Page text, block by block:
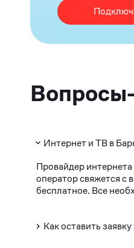
Интернет и ТВ в
Провайдер
оператор свяжется с
бесплатное. Все
Как оставить